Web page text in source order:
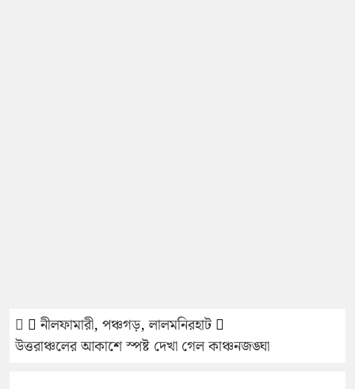
নীলফামারী, পঞ্চগড়,লালমনিরহাট
উত্তরাঞ্চলের আকাশে স্পষ্ট দেখা গেল কাঞ্চনজঙ্ঘা